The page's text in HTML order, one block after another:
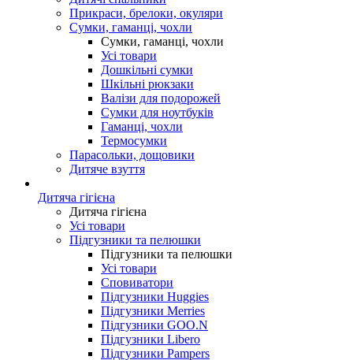
Прикраси, брелоки, окуляри
Сумки, гаманці, чохли
Сумки, гаманці, чохли
Усі товари
Дошкільні сумки
Шкільні рюкзаки
Валізи для подорожей
Сумки для ноутбуків
Гаманці, чохли
Термосумки
Парасольки, дощовики
Дитяче взуття
Дитяча гігієна
Дитяча гігієна
Усі товари
Підгузники та пелюшки
Підгузники та пелюшки
Усі товари
Сповиватори
Підгузники Huggies
Підгузники Merries
Підгузники GOO.N
Підгузники Libero
Підгузники Pampers